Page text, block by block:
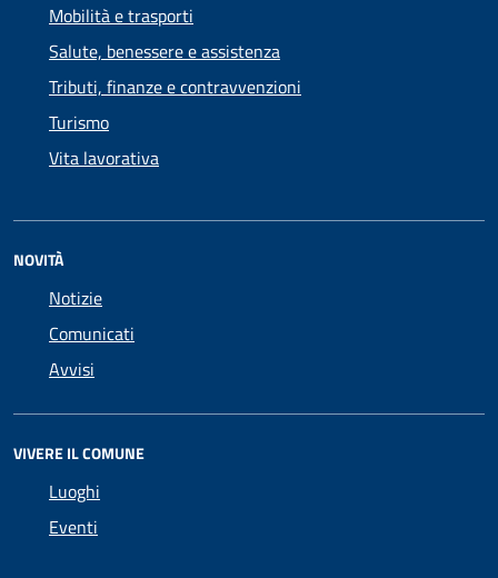
Mobilità e trasporti
Salute, benessere e assistenza
Tributi, finanze e contravvenzioni
Turismo
Vita lavorativa
NOVITÀ
Notizie
Comunicati
Avvisi
VIVERE IL COMUNE
Luoghi
Eventi